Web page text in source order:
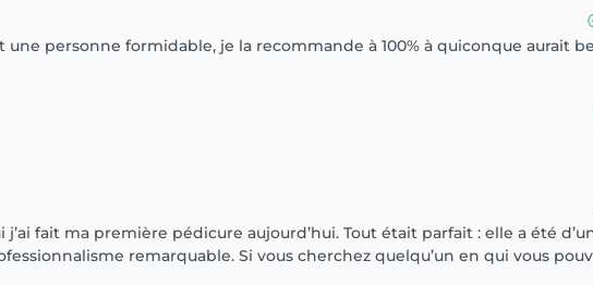
personne formidable, je la recommande à 100% à quiconque aurait
fait ma première pédicure aujourd’hui. Tout était parfait : elle a été
remarquable. Si vous cherchez quelqu’un en qui vous